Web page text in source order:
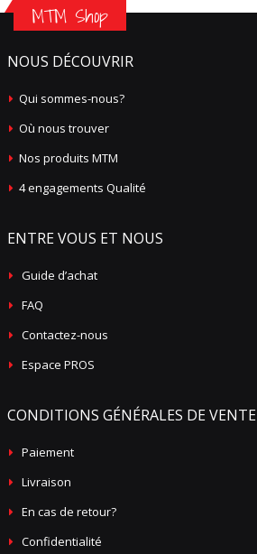
MTM Shop
NOUS DÉCOUVRIR
Qui sommes-nous?
Où nous trouver
Nos produits MTM
4 engagements Qualité
ENTRE VOUS ET NOUS
Guide d’achat
FAQ
Contactez-nous
Espace PROS
CONDITIONS GÉNÉRALES DE VENTE
Paiement
Livraison
En cas de retour?
Confidentialité